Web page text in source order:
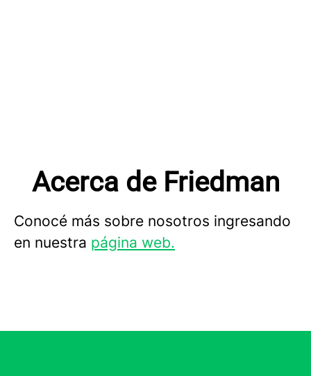
Acerca de Friedman
Conocé más sobre nosotros ingresando
en nuestra página web.